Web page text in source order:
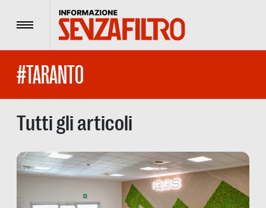
Menu
#TARANTO
Tutti gli articoli